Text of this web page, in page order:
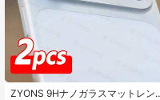
2.1K フォロ
4.82 2.1K フォロ
ZYONS 9Hナノガラスマットレン